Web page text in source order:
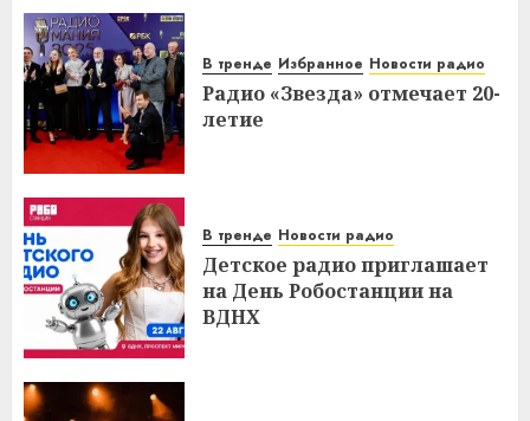
В тренде Избранное Новости радио
Радио «Звезда» отмечает 20-
летие
В тренде Новости радио
Детское радио приглашает
на День Робостанции на
ВДНХ